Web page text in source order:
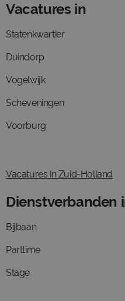
Vacatures in
Statenkwartier
Duindorp
Vogelwijk
Scheveningen
Voorburg
Vacatures in Zuid-Holland
Dienstverbanden
Bijbaan
Parttime
Stage